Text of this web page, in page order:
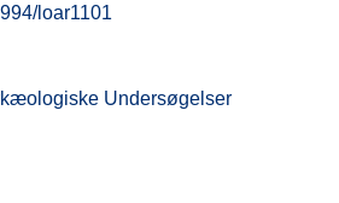
loar1101
Undersøgelser